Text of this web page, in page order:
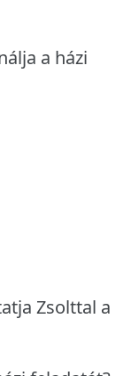
a házi
Zsolttal a